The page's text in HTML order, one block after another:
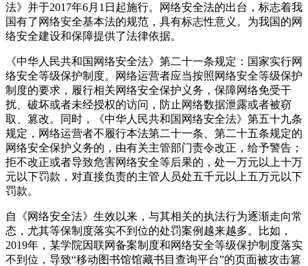
法》并于2017年6月1日起施行。网络安全法的出台，标志着我
国有了网络安全基本法的规范，具有标志性意义。为我国的网
络安全建设和保障提供了法律依据。
《中华人民共和国网络安全法》第二十一条规定：国家实行网
络安全等级保护制度。网络运营者应当按照网络安全等级保护
制度的要求，履行相关网络安全保护义务，保障网络免受干
扰、破坏或者未经授权的访问，防止网络数据泄露或者被窃
取、篡改。同时，《中华人民共和国网络安全法》第五十九条
规定，网络运营者不履行本法第二十一条、第二十五条规定的
网络安全保护义务的，由有关主管部门责令改正，给予警告；
拒不改正或者导致危害网络安全等后果的，处一万元以上十万
元以下罚款，对直接负责的主管人员处五千元以上五万元以下
罚款。
自《网络安全法》生效以来，与其相关的执法行为逐渐走向常
态，尤其等保制度落实不到位的处罚案例越来越多。比如，
2019年，某学院因联网备案制度和网络安全等级保护制度落实
不到位，导致“移动图书馆馆藏书目查询平台”的页面被攻击篡